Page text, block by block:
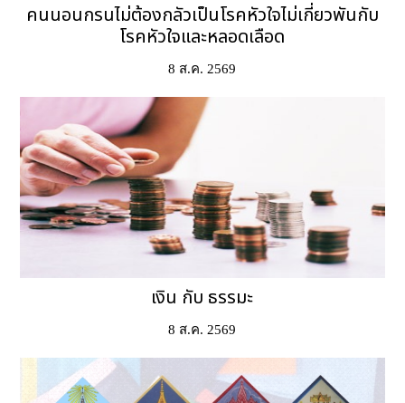
คนนอนกรนไม่ต้องกลัวเป็นโรคหัวใจไม่เกี่ยวพันกับ
โรคหัวใจและหลอดเลือด
8 ส.ค. 2569
เงิน กับ ธรรมะ
8 ส.ค. 2569